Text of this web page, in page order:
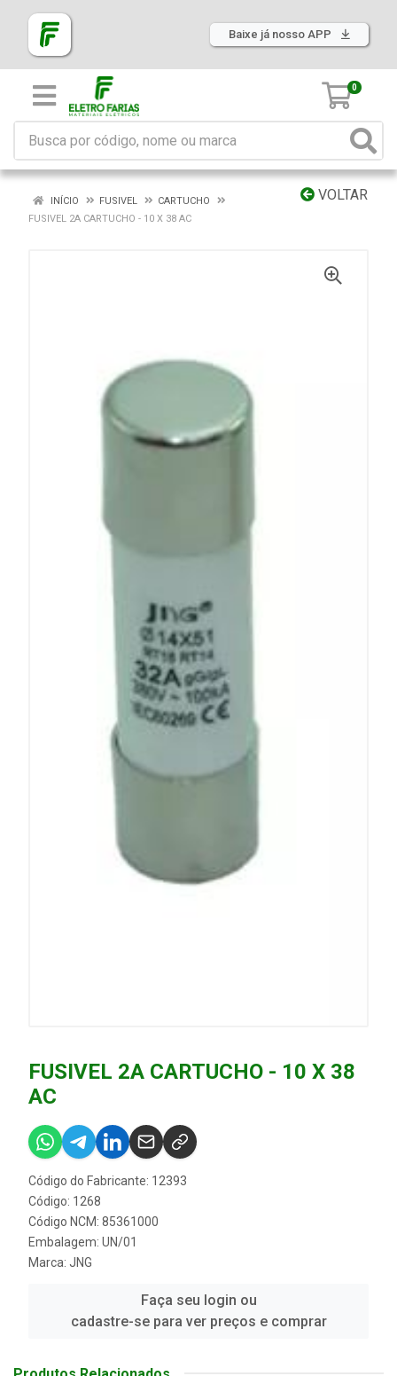
Baixe já nosso APP
0
VOLTAR
INÍCIO FUSIVEL
CARTUCHO
FUSIVEL 2A CARTUCHO - 10 X 38 AC
FUSIVEL 2A CARTUCHO - 10 X 38
AC
Código do Fabricante: 12393
Código: 1268
Código NCM: 85361000
Embalagem: UN/01
Marca: JNG
Faça seu login ou
cadastre-se para ver preços e comprar